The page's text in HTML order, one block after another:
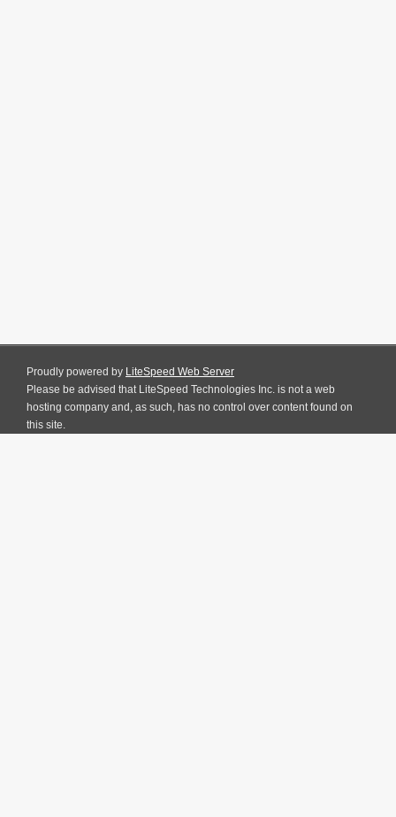
Proudly powered by LiteSpeed Web Server
Please be advised that LiteSpeed Technologies Inc. is not a web
hosting company and, as such, has no control over content found on
this site.